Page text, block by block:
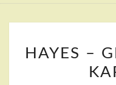
HAYES –